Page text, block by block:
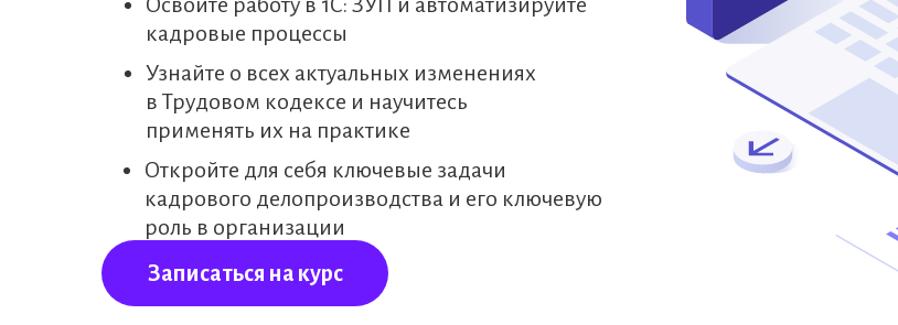
Откройте для себя ключевые задачи
кадрового делопроизводства и его ключевую
роль в организации
Узнайте о всех актуальных изменениях
в Трудовом кодексе и научитесь
применять их на практике
кадровые процессы
Записаться на курс